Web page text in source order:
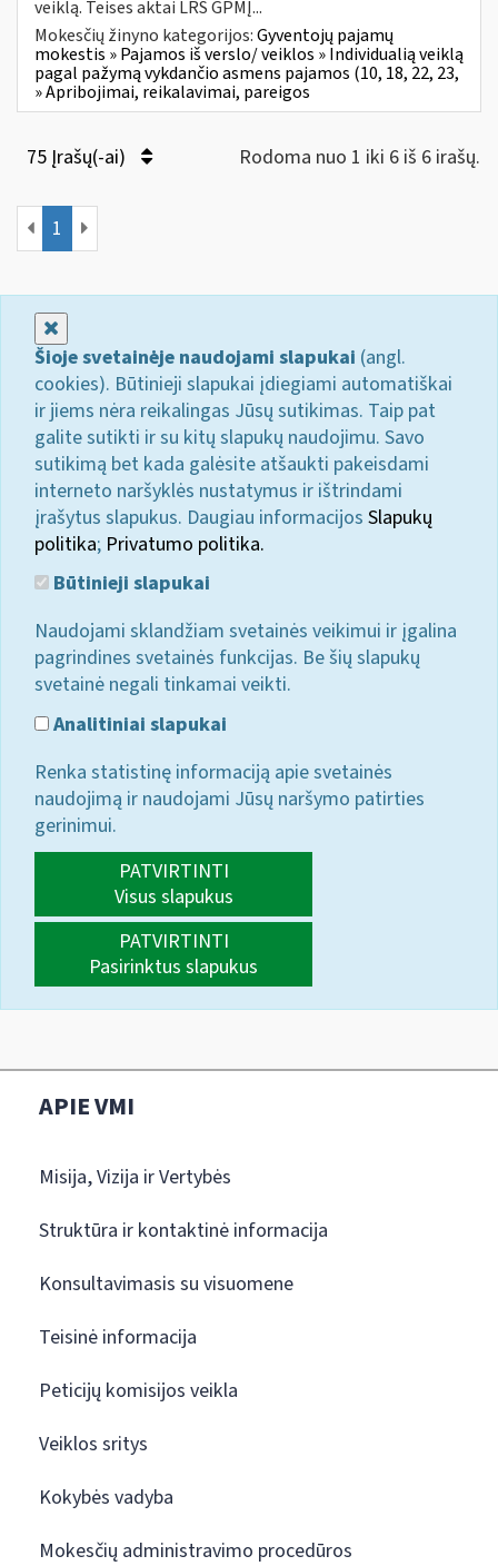
veiklą. Teises aktai LRS GPMĮ...
Mokesčių žinyno kategorijos:Gyventojų pajamų
mokestis » Pajamos iš verslo/ veiklos » Individualią veiklą
pagal pažymą vykdančio asmens pajamos (10, 18, 22, 23,
» Apribojimai, reikalavimai, pareigos
75 Įrašų(-ai) Rodoma nuo 1 iki 6 iš 6 irašų.
1
Šioje svetainėje naudojami slapukai (angl.
cookies). Būtinieji slapukai įdiegiami automatiškai
ir jiems nėra reikalingas Jūsų sutikimas. Taip pat
galite sutikti ir su kitų slapukų naudojimu. Savo
sutikimą bet kada galėsite atšaukti pakeisdami
interneto naršyklės nustatymus ir ištrindami
įrašytus slapukus. Daugiau informacijos Slapukų
politika; Privatumo politika.
Būtinieji slapukai
Naudojami sklandžiam svetainės veikimui ir įgalina
pagrindines svetainės funkcijas. Be šių slapukų
svetainė negali tinkamai veikti.
Analitiniai slapukai
Renka statistinę informaciją apie svetainės
naudojimą ir naudojami Jūsų naršymo patirties
gerinimui.
PATVIRTINTI
Visus slapukus
PATVIRTINTI
Pasirinktus slapukus
APIE VMI
Misija, Vizija ir Vertybės
Struktūra ir kontaktinė informacija
Konsultavimasis su visuomene
Teisinė informacija
Peticijų komisijos veikla
Veiklos sritys
Kokybės vadyba
Mokesčių administravimo procedūros